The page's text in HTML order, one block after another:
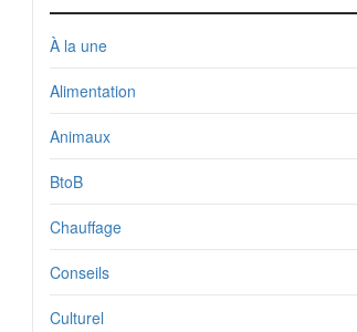
À la une
Alimentation
Animaux
BtoB
Chauffage
Conseils
Culturel